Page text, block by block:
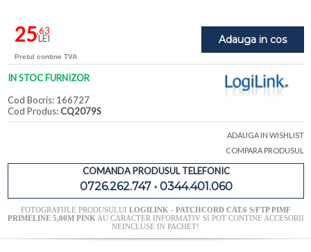
Adauga in cos
25,63
LEI
Pretul contine TVA
IN STOC FURNIZOR
Cod Bocris: 166727
Cod Produs:CQ2079S
ADAUGA IN WISHLIST
COMPARA PRODUSUL
COMANDA PRODUSUL TELEFONIC
0726.262.747 • 0344.401.060
FOTOGRAFIILE PRODUSULUI LOGILINK - PATCHCORD CAT.6 S/FTP PIMF
PRIMELINE 5,00M PINK AU CARACTER INFORMATIV SI POT CONTINE ACCESORII
NEINCLUSE IN PACHET!